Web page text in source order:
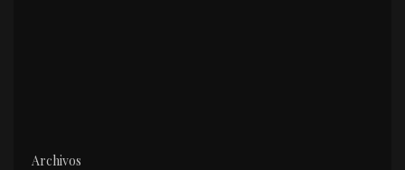
Archivos